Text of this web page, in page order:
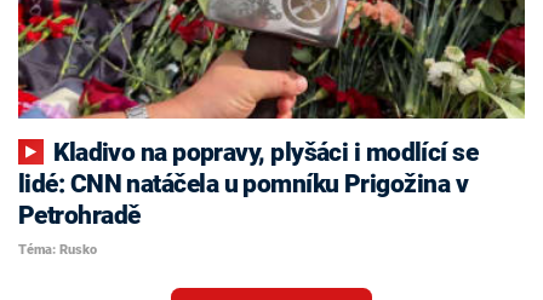
lidé: CNN natáčela u pomníku Prigožina v
Petrohradě
Téma: Rusko